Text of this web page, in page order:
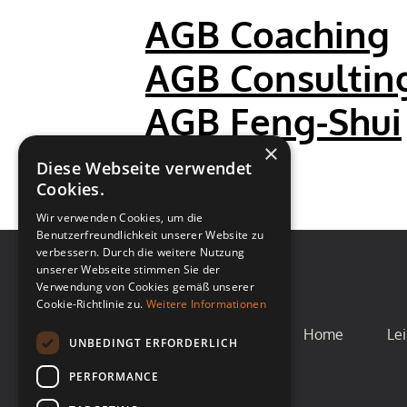
AGB Coaching
AGB
AGB Feng-Shui
Home
×
Diese Webseite verwendet
Cookies.
Wir verwenden Cookies, um die
Benutzerfreundlichkeit unserer Website zu
verbessern. Durch die weitere Nutzung
unserer Webseite stimmen Sie der
Verwendung von Cookies gemäß unserer
Cookie-Richtlinie zu. Weitere Informationen
UNBEDINGT ERFORDERLICH
PERFORMANCE